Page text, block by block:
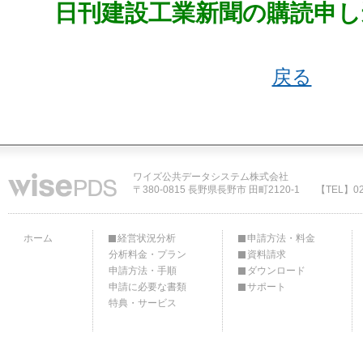
日刊建設工業新聞の購読申
戻る
ワイズ公共データシステム株式会社
〒380-0815 長野県長野市 田町2120-1
【TEL】
ホーム
経営状況分析
分析料金・プラン
申請方法・手順
申請に必要な書類
特典・サービス
申請方法・料金
資料請求
ダウンロード
サポート